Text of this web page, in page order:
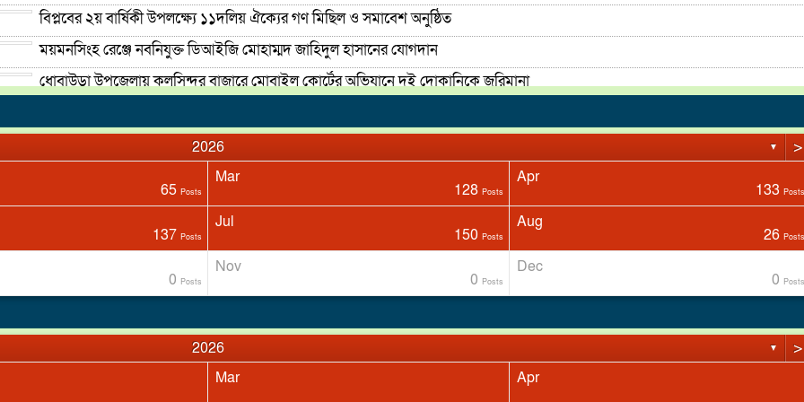
বিপ্লবের ২য় বার্ষিকী উপলক্ষ্যে ১১দলিয় ঐক্যের গণ মিছিল ও সমাবেশ অনুষ্ঠিত
ময়মনসিংহ রেঞ্জে নবনিযুক্ত ডিআইজি মোহাম্মদ জাহিদুল হাসানের যোগদান
ধোবাউড়া উপজেলায় কলসিন্দুর বাজারে মোবাইল কোর্টের অভিযানে দুই দোকানিকে জরিমানা
চাঁদপুরের মাদকসেবী ভাতিজাকে তুলে আনতে গিয়ে চাচাকে পিটিয়ে হত্যা
2026 ▼ >
65 Posts
Mar
128 Posts
Apr
133 Posts
137 Posts
Jul
150 Posts
Aug
26 Posts
0 Posts
Nov
0 Posts
Dec
0 Posts
2026 ▼ >
Mar Apr